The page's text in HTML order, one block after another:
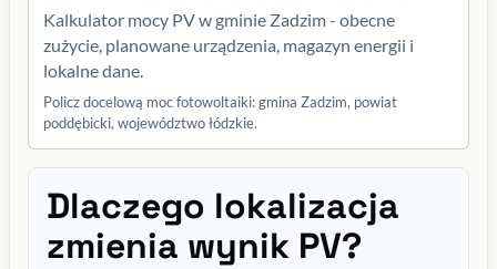
Kalkulator mocy PV w gminie Zadzim - obecne
zużycie, planowane urządzenia, magazyn energii i
lokalne dane.
Policz docelową moc fotowoltaiki: gmina Zadzim, powiat
poddębicki, województwo łódzkie.
Dlaczego lokalizacja
zmienia wynik PV?